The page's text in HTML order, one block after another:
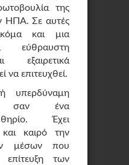
της
ΗΠΑ. Σε αυτές
και μια
εύθραυστη
εξαιρετικά
να επιτευχθεί.
υπερδύναμη
σαν ένα
Έχει
καιρό την
μέσων που
των